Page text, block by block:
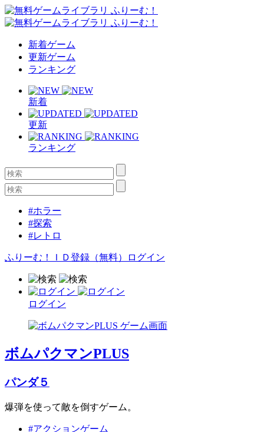
新着ゲーム
更新ゲーム
ランキング
新着
更新
ランキング
#ホラー
#探索
#レトロ
ふりーむ！ＩＤ登録（無料） ログイン
ログイン
ボムパクマンPLUS
パンダ５
爆弾を使って敵を倒すゲーム。
#アクションゲーム